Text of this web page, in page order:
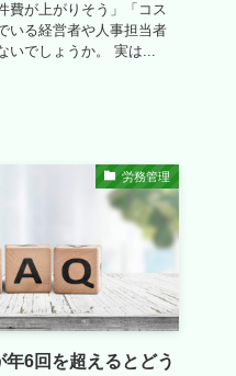
費が上がりそう」「コス
いる経営者や人事担当者
いでしょうか。 実は...
労務管理
年6回を超えるとどう